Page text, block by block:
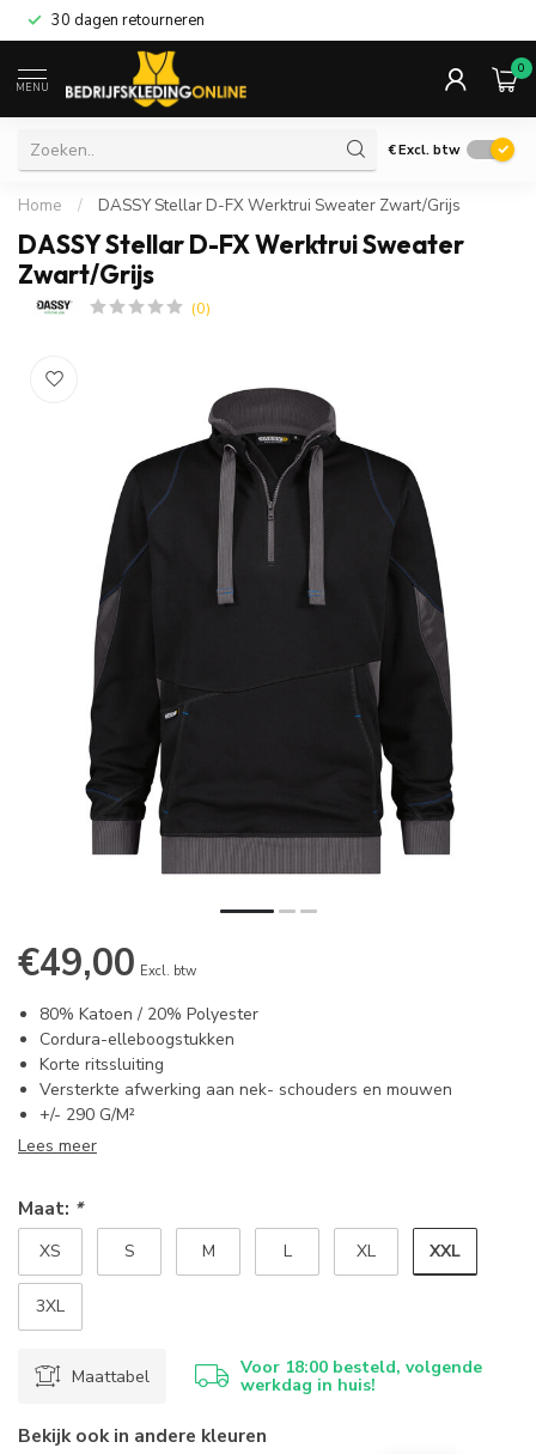
30 dagen retourneren
MENU
0
€Excl. btw
Home / DASSY Stellar D-FX Werktrui Sweater Zwart/Grijs
DASSY Stellar D-FX Werktrui Sweater
Zwart/Grijs
(0)
€49,00 Excl. btw
80% Katoen / 20% Polyester
Cordura-elleboogstukken
Korte ritssluiting
Versterkte afwerking aan nek- schouders en mouwen
+/- 290 G/M²
Lees meer
Maat: *
XS S M L XL XXL
3XL
Maattabel Voor 18:00 besteld, volgende
werkdag in huis!
Bekijk ook in andere kleuren